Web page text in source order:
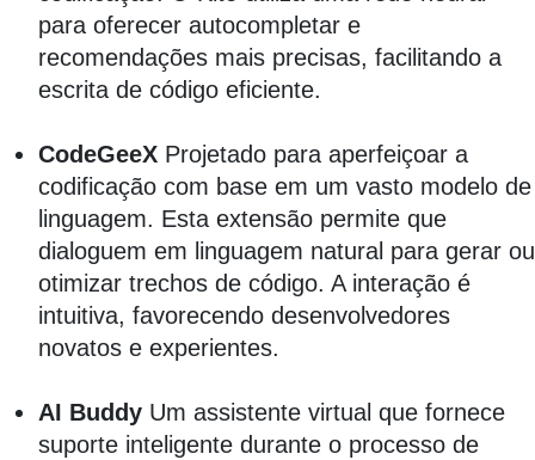
para oferecer autocompletar e
recomendações mais precisas, facilitando a
escrita de código eficiente.
CodeGeeX Projetado para aperfeiçoar a
codificação com base em um vasto modelo de
linguagem. Esta extensão permite que
dialoguem em linguagem natural para gerar ou
otimizar trechos de código. A interação é
intuitiva, favorecendo desenvolvedores
novatos e experientes.
AI Buddy Um assistente virtual que fornece
suporte inteligente durante o processo de